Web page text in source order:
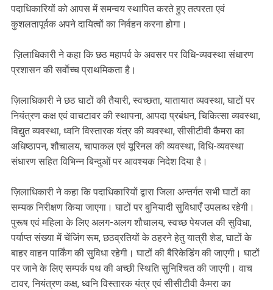
पदाधिकारियों को आपस में समन्वय स्थापित करते हुए तत्परता एवं
कुशलतापूर्वक अपने दायित्वों का निर्वहन करना होगा।
ज़िलाधिकारी ने कहा कि छठ महापर्व के अवसर पर विधि-व्यवस्था संधारण
प्रशासन की सर्वाेच्च प्राथमिकता है।
ज़िलाधिकारी ने छठ घाटों की तैयारी, स्वच्छता, यातायात व्यवस्था, घाटों पर
नियंत्रण कक्ष एवं वाचटावर की स्थापना, आपदा प्रबंधन, चिकित्सा व्यवस्था,
विद्युत व्यवस्था, ध्वनि विस्तारक यंत्र की व्यवस्था, सीसीटीवी कैमरा का
अधिष्ठापन, शौचालय, चापाकल एवं यूरिनल की व्यवस्था, विधि-व्यवस्था
संधारण सहित विभिन्न बिन्दुओं पर आवश्यक निदेश दिया है।
ज़िलाधिकारी ने कहा कि पदाधिकारियों द्वारा जिला अन्तर्गत सभी घाटों का
सम्यक निरीक्षण किया जाएगा। घाटों पर बुनियादी सुविधाएँ उपलब्ध रहेगी।
पुरूष एवं महिला के लिए अलग-अलग शौचालय, स्वच्छ पेयजल की सुविधा,
पर्याप्त संख्या में चेंजिंग रूम, छठव्रतियों के ठहरने हेतु यात्री शेड, घाटों के
बाहर वाहन पार्किंग की सुविधा रहेगी। घाटों की बैरिकेडिंग की जाएगी। घाटों
पर जाने के लिए सम्पर्क पथ की अच्छी स्थिति सुनिश्चित की जाएगी। वाच
टावर, नियंत्रण कक्ष, ध्वनि विस्तारक यंत्र एवं सीसीटीवी कैमरा का